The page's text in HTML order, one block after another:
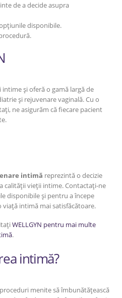
de a decide asupra
disponibile.
intime și oferă o gamă largă de
și rejuvenare vaginală. Cu o
ne asigurăm că fiecare pacient
intimă reprezintă o decizie
vieții intime. Contactați-ne
disponibile și pentru a începe
intimă mai satisfăcătoare.
WELLGYN pentru mai multe
.
intimă?
menite să îmbunătățească